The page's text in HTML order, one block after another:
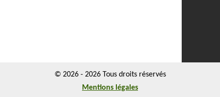
© 2026 - 2026 Tous droits réservés
Mentions légales